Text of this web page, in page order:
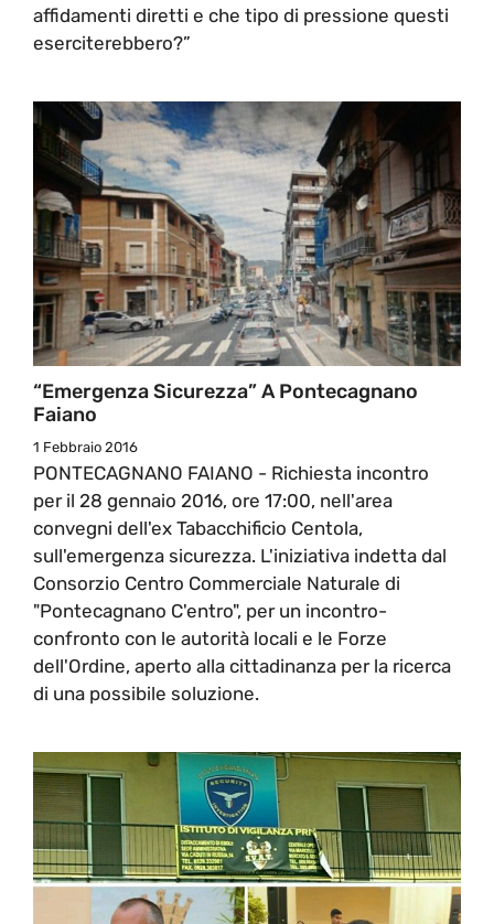
affidamenti diretti e che tipo di pressione questi
eserciterebbero?”
“Emergenza Sicurezza” A Pontecagnano
Faiano
1 Febbraio 2016
PONTECAGNANO FAIANO - Richiesta incontro
per il 28 gennaio 2016, ore 17:00, nell'area
convegni dell'ex Tabacchificio Centola,
sull'emergenza sicurezza. L'iniziativa indetta dal
Consorzio Centro Commerciale Naturale di
"Pontecagnano C'entro", per un incontro-
confronto con le autorità locali e le Forze
dell'Ordine, aperto alla cittadinanza per la ricerca
di una possibile soluzione.